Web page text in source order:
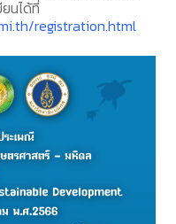
นได้ที่
registration.html